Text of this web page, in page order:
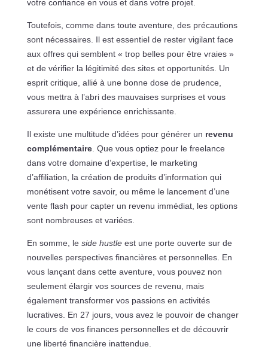
votre confiance en vous et dans votre projet.
Toutefois, comme dans toute aventure, des précautions
sont nécessaires. Il est essentiel de rester vigilant face
aux offres qui semblent « trop belles pour être vraies »
et de vérifier la légitimité des sites et opportunités. Un
esprit critique, allié à une bonne dose de prudence,
vous mettra à l’abri des mauvaises surprises et vous
assurera une expérience enrichissante.
Il existe une multitude d’idées pour générer un revenu
complémentaire. Que vous optiez pour le freelance
dans votre domaine d’expertise, le marketing
d’affiliation, la création de produits d’information qui
monétisent votre savoir, ou même le lancement d’une
vente flash pour capter un revenu immédiat, les options
sont nombreuses et variées.
En somme, le side hustleest une porte ouverte sur de
nouvelles perspectives financières et personnelles. En
vous lançant dans cette aventure, vous pouvez non
seulement élargir vos sources de revenu, mais
également transformer vos passions en activités
lucratives. En 27 jours, vous avez le pouvoir de changer
le cours de vos finances personnelles et de découvrir
une liberté financière inattendue.